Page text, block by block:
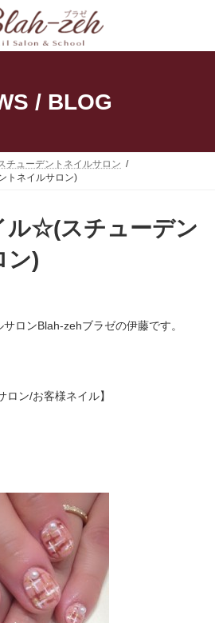
/ BLOG
チューデントネイルサロン
トネイルサロン)
ル☆(スチューデン
ン)
ロンBlah-zehブラゼの伊藤です。
ロン/お客様ネイル】